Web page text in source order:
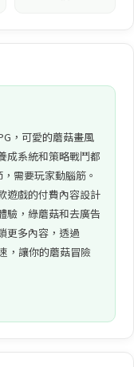
，可愛的蘑菇畫風
成系統和策略戰鬥都
需要玩家動腦筋。
遊戲的付費內容設計
驗，綠蘑菇和去廣告
更多內容，透過
，讓你的蘑菇冒險